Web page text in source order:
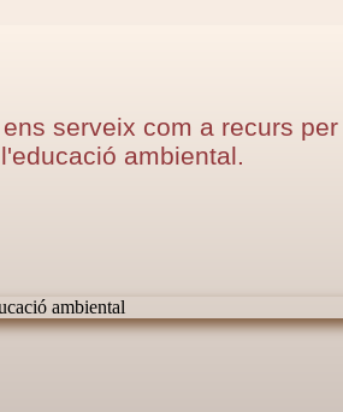
serveix com a recurs per
l'educació ambiental.